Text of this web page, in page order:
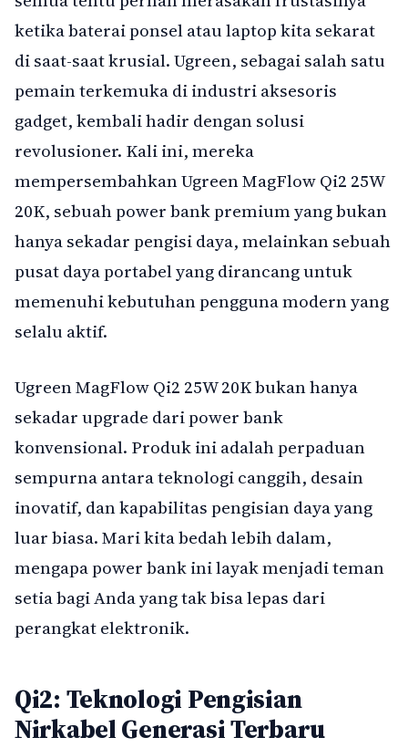
ketika baterai ponsel atau laptop kita sekarat
di saat-saat krusial. Ugreen, sebagai salah satu
pemain terkemuka di industri aksesoris
gadget, kembali hadir dengan solusi
revolusioner. Kali ini, mereka
mempersembahkan Ugreen MagFlow Qi2 25W
20K, sebuah power bank premium yang bukan
hanya sekadar pengisi daya, melainkan sebuah
pusat daya portabel yang dirancang untuk
memenuhi kebutuhan pengguna modern yang
selalu aktif.
Ugreen MagFlow Qi2 25W 20K bukan hanya
sekadar upgrade dari power bank
konvensional. Produk ini adalah perpaduan
sempurna antara teknologi canggih, desain
inovatif, dan kapabilitas pengisian daya yang
luar biasa. Mari kita bedah lebih dalam,
mengapa power bank ini layak menjadi teman
setia bagi Anda yang tak bisa lepas dari
perangkat elektronik.
Qi2: Teknologi Pengisian
Nirkabel Generasi Terbaru